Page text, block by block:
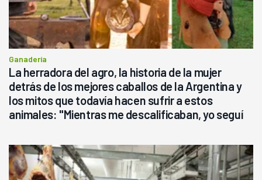
Ganadería
La herradora del agro, la historia de la mujer
detrás de los mejores caballos de la Argentina y
los mitos que todavía hacen sufrir a estos
animales: "Mientras me descalificaban, yo seguí